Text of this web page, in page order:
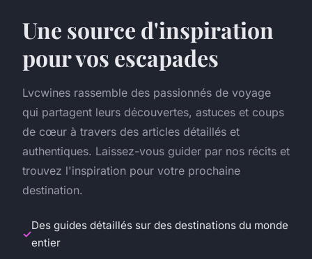
Une source d'inspiration
pour vos escapades
Lvcwines rassemble des passionnés de voyage
qui partagent leurs découvertes, astuces et coups
de cœur à travers des articles détaillés et
authentiques. Laissez-vous guider par nos récits et
trouvez l'inspiration pour votre prochaine
destination.
Des guides détaillés sur des destinations du monde
entier